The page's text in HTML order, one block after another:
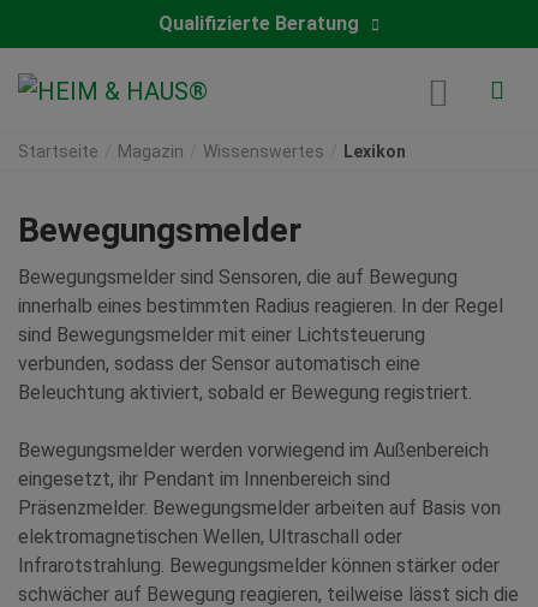
Qualifizierte Beratung
Startseite Magazin Wissenswertes Lexikon
Bewegungsmelder
Bewegungsmelder sind Sensoren, die auf Bewegung
innerhalb eines bestimmten Radius reagieren. In der Regel
sind Bewegungsmelder mit einer Lichtsteuerung
verbunden, sodass der Sensor automatisch eine
Beleuchtung aktiviert, sobald er Bewegung registriert.
Bewegungsmelder werden vorwiegend im Außenbereich
eingesetzt, ihr Pendant im Innenbereich sind
Präsenzmelder. Bewegungsmelder arbeiten auf Basis von
elektromagnetischen Wellen, Ultraschall oder
Infrarotstrahlung. Bewegungsmelder können stärker oder
schwächer auf Bewegung reagieren, teilweise lässt sich die